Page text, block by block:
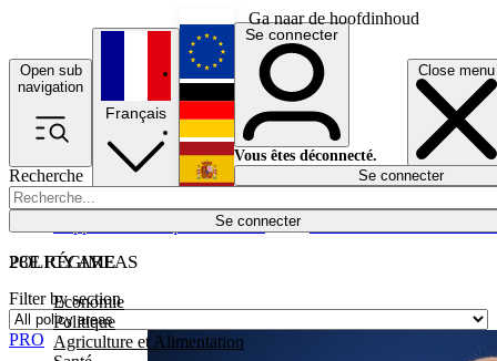
Ga naar de hoofdinhoud
Open sub
navigation
Close menu
Recherche
Se connecter
POLICY AREAS
Economie
Politique
Agriculture et Alimentation
Économie
Français
English
Deutsch
Español
Se connecter
Vous êtes déconnecté.
Se connecter
28E RÉGIME
Filter by section
PRO